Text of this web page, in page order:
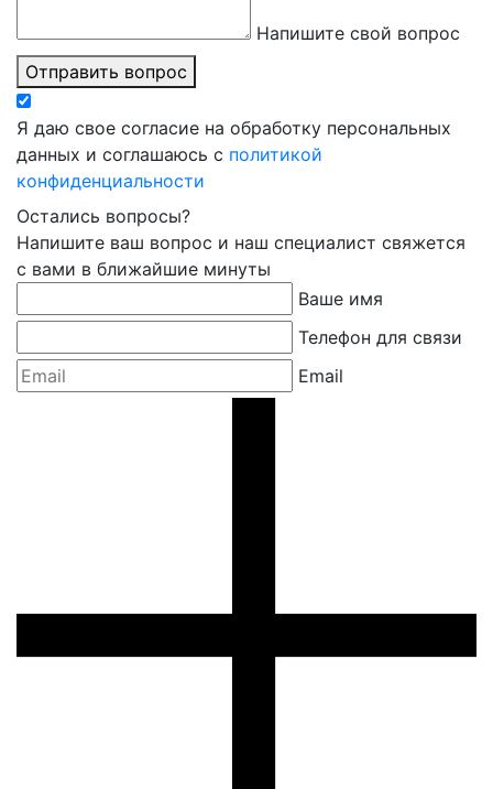
Напишите свой вопрос
Отправить вопрос
Я даю свое согласие на обработку персональных
данных и соглашаюсь с политикой
конфиденциальности
Остались вопросы?
Напишите ваш вопрос и наш специалист свяжется
с вами в ближайшие минуты
Ваше имя
Телефон для связи
Email